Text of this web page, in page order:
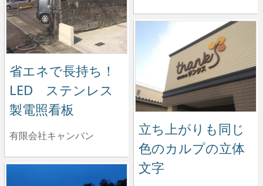
省エネで長持ち！
LED ステンレス
製電照看板
有限会社キャンバン
立ち上がりも同じ
色のカルプの立体
文字